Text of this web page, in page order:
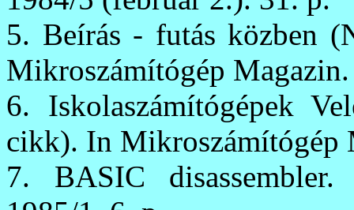
5. Beírás - futás közben
Mikroszámítógép
6. Iskolaszámítógépek
cikk). In Mikroszámítógép
7. BASIC